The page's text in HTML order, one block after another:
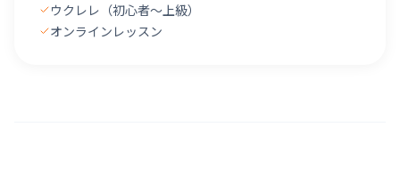
ウクレレ（初心者〜上級）
オンラインレッスン